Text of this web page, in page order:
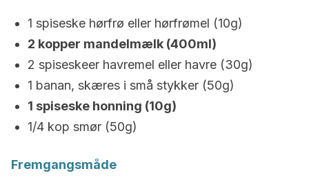
1 spiseske hørfrø eller hørfrømel (10g)
2 kopper mandelmælk (400ml)
2 spiseskeer havremel eller havre (30g)
1 banan, skæres i små stykker (50g)
1 spiseske honning (10g)
1/4 kop smør (50g)
Fremgangsmåde